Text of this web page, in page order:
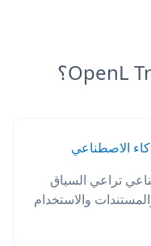
الاصطناعي
تراعي السياق
والاستخدام